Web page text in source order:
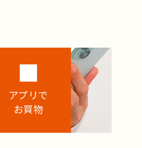
アプリで
お買物